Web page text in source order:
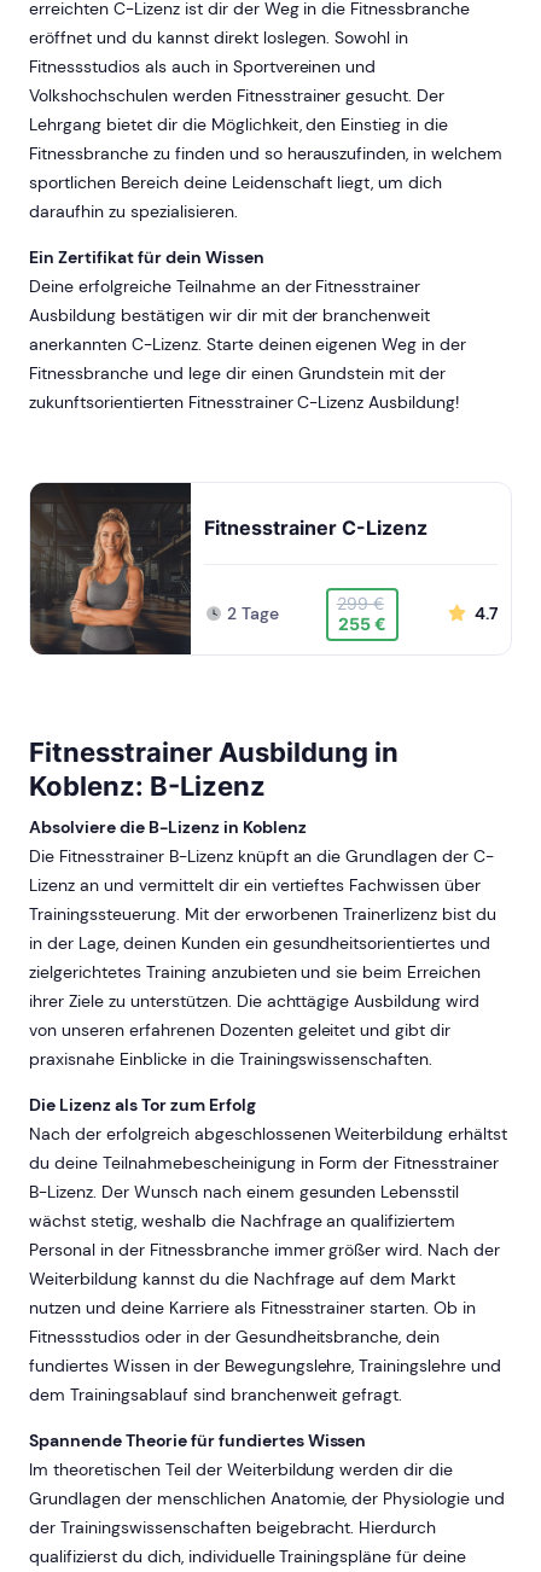
erreichten C-Lizenz ist dir der Weg in die Fitnessbranche
eröffnet und du kannst direkt loslegen. Sowohl in
Fitnessstudios als auch in Sportvereinen und
Volkshochschulen werden Fitnesstrainer gesucht. Der
Lehrgang bietet dir die Möglichkeit, den Einstieg in die
Fitnessbranche zu finden und so herauszufinden, in welchem
sportlichen Bereich deine Leidenschaft liegt, um dich
daraufhin zu spezialisieren.
Ein Zertifikat für dein Wissen
Deine erfolgreiche Teilnahme an der Fitnesstrainer
Ausbildung bestätigen wir dir mit der branchenweit
anerkannten C-Lizenz. Starte deinen eigenen Weg in der
Fitnessbranche und lege dir einen Grundstein mit der
zukunftsorientierten Fitnesstrainer C-Lizenz Ausbildung!
Fitnesstrainer C-Lizenz
2 Tage
299 €
255 €
4.7
Fitnesstrainer Ausbildung in
Koblenz: B-Lizenz
Absolviere die B-Lizenz in Koblenz
Die Fitnesstrainer B-Lizenz knüpft an die Grundlagen der C-
Lizenz an und vermittelt dir ein vertieftes Fachwissen über
Trainingssteuerung. Mit der erworbenen Trainerlizenz bist du
in der Lage, deinen Kunden ein gesundheitsorientiertes und
zielgerichtetes Training anzubieten und sie beim Erreichen
ihrer Ziele zu unterstützen. Die achttägige Ausbildung wird
von unseren erfahrenen Dozenten geleitet und gibt dir
praxisnahe Einblicke in die Trainingswissenschaften.
Die Lizenz als Tor zum Erfolg
Nach der erfolgreich abgeschlossenen Weiterbildung erhältst
du deine Teilnahmebescheinigung in Form der Fitnesstrainer
B-Lizenz. Der Wunsch nach einem gesunden Lebensstil
wächst stetig, weshalb die Nachfrage an qualifiziertem
Personal in der Fitnessbranche immer größer wird. Nach der
Weiterbildung kannst du die Nachfrage auf dem Markt
nutzen und deine Karriere als Fitnesstrainer starten. Ob in
Fitnessstudios oder in der Gesundheitsbranche, dein
fundiertes Wissen in der Bewegungslehre, Trainingslehre und
dem Trainingsablauf sind branchenweit gefragt.
Spannende Theorie für fundiertes Wissen
Im theoretischen Teil der Weiterbildung werden dir die
Grundlagen der menschlichen Anatomie, der Physiologie und
der Trainingswissenschaften beigebracht. Hierdurch
qualifizierst du dich, individuelle Trainingspläne für deine